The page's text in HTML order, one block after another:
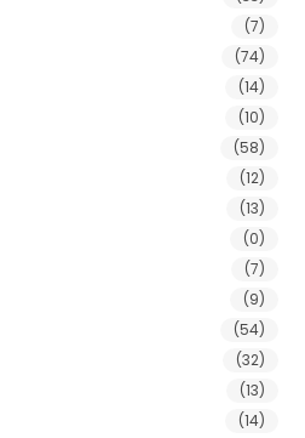
(7)
(74)
(14)
(10)
(58)
(12)
(13)
(0)
(7)
(9)
(54)
(32)
(13)
(14)